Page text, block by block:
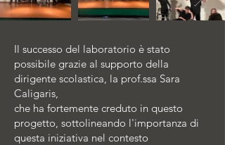
Il successo del laboratorio è stato
possibile grazie al supporto della
dirigente scolastica, la prof.ssa Sara
Caligaris,
che ha fortemente creduto in questo
progetto, sottolineando l'importanza di
questa iniziativa nel contesto